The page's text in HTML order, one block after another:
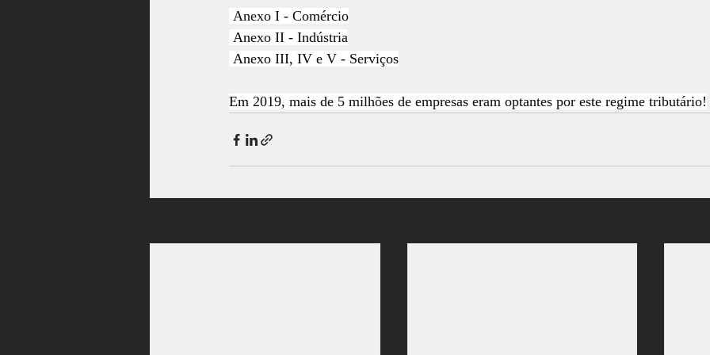
Anexo I - Comércio
Anexo II - Indústria
Anexo III, IV e V - Serviços
Em 2019, mais de 5 milhões de empresas eram optantes por este regime tributário!